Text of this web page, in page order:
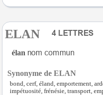
ELAN
élan
Synonyme de ELAN
bond, cerf, éland, emportement,
impétuosité, frénésie, transport,